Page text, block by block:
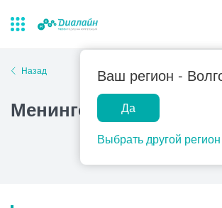
Ваш регион -
Да
Выбрать другой регион
Лаборатории
Центр помощи
на дому
Закрыть поиск
Популярные запросы
Прием гинеколога
Назад
Менингоэнцефалит